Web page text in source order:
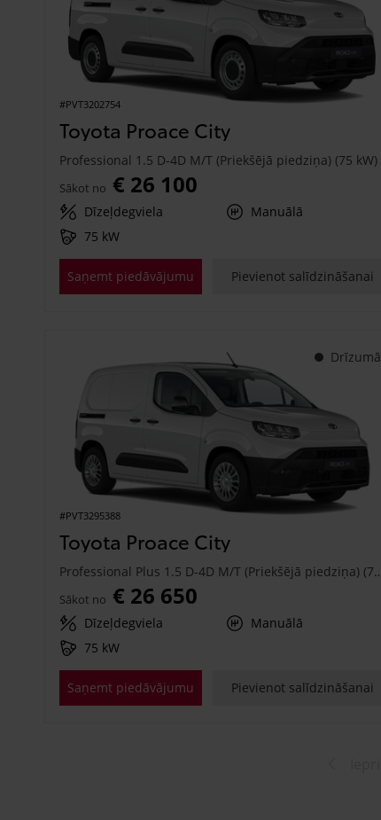
#PVT3202754
Toyota Proace City
Professional 1.5 D-4D M/T (Priekšējā piedziņa) (75 kW)
Sākot no € 26 100
Dīzeļdegviela
Manuālā
75 kW
Saņemt piedāvājumu Pievienot salīdzināšanai
Drīzumā
#PVT3295388
Toyota Proace City
Professional Plus 1.5 D-4D
Sākot no € 26 650
Dīzeļdegviela
Manuālā
75 kW
Saņemt piedāvājumu Pievienot salīdzināšanai